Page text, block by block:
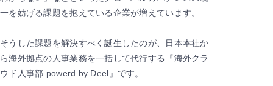
一を妨げる課題を抱えている企業が増えています。
そうした課題を解決すべく誕生したのが、日本本社か
ら海外拠点の人事業務を一括して代行する『海外クラ
ウド人事部 powerd by Deel』です。